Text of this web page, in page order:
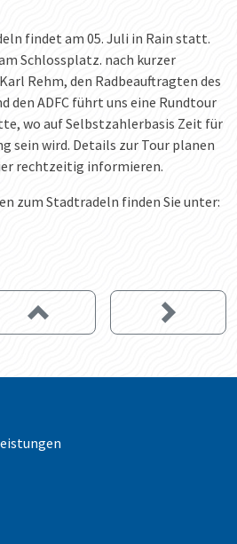
findet am 05. Juli in Rain statt.
Schlossplatz. nach kurzer
Rehm, den Radbeauftragten des
den ADFC führt uns eine Rundtour
wo auf Selbstzahlerbasis Zeit für
sein wird. Details zur Tour planen
rechtzeitig informieren.
zum Stadtradeln finden Sie unter: